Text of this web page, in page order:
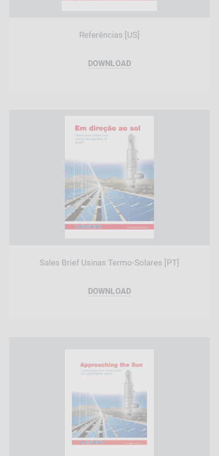
Referências [US]
DOWNLOAD
Sales Brief Usinas Termo-Solares [PT]
DOWNLOAD